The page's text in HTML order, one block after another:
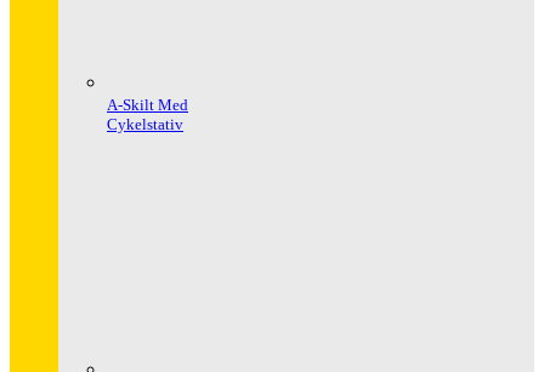
A-Skilt Med
Cykelstativ